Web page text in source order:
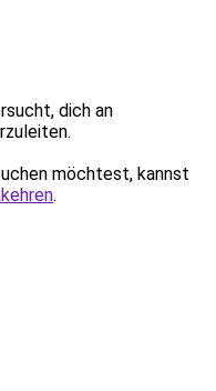
dich an
möchtest, kannst
.